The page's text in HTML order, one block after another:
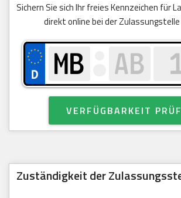
Sichern Sie sich Ihr freies Kennzeichen für
direkt online bei der
VERFÜGBARKEIT
Zuständigkeit der